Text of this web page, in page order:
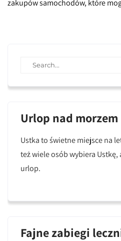
navigation
zakupów samochodów, które
Urlop nad morzem
Ustka to świetne miejsce na
też wiele osób wybiera Ustkę,
urlop.
Fajne zabiegi